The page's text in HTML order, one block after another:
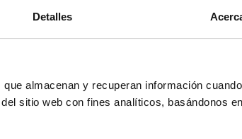
Detalles
almacenan y recuperan información
sitio web con fines analíticos, basándonos
gratuito de su
sus Fondos y nuestros expertos le
ahorrar en sus costes.